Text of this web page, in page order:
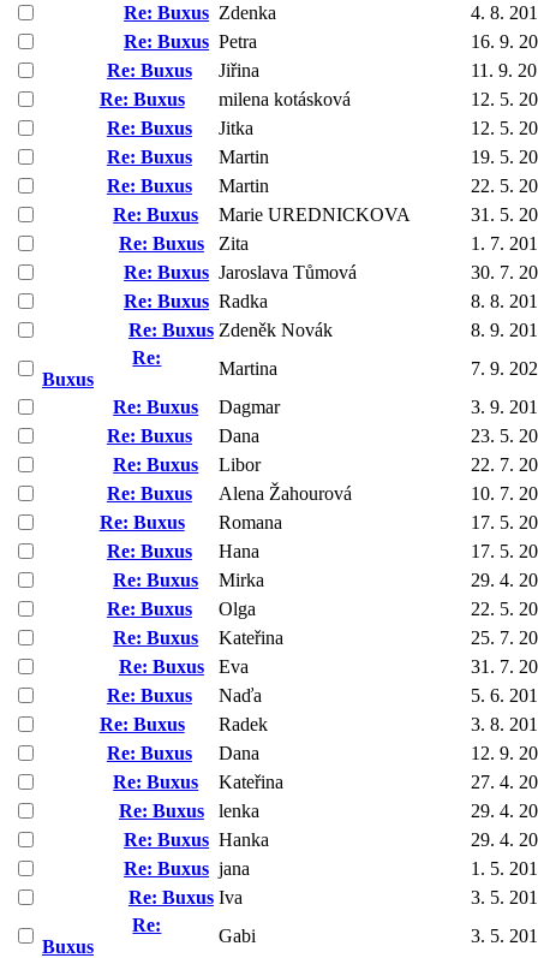
Re: Buxus Zdenka
4. 8.
Re: Buxus Petra
16. 9.
Re: Buxus
Jiřina
11. 9.
Re: Buxus
milena kotásková
12. 5.
Re: Buxus
Jitka
12. 5.
Re: Buxus
Martin
19. 5.
Re: Buxus
Martin
22. 5.
Re: Buxus
Marie UREDNICKOVA
31. 5.
Re: Buxus
Zita
1. 7.
Re: Buxus Jaroslava Tůmová
30. 7.
Re: Buxus Radka
8. 8.
Re: Buxus Zdeněk Novák
8. 9.
Re:
Buxus
Martina
7. 9.
Re: Buxus
Dagmar
3. 9.
Re: Buxus
Dana
23. 5.
Re: Buxus
Libor
22. 7.
Re: Buxus
Alena Žahourová
10. 7.
Re: Buxus
Romana
17. 5.
Re: Buxus
Hana
17. 5.
Re: Buxus
Mirka
29. 4.
Re: Buxus
Olga
22. 5.
Re: Buxus
Kateřina
25. 7.
Re: Buxus
Eva
31. 7.
Re: Buxus
Naďa
5. 6.
Re: Buxus
Radek
3. 8.
Re: Buxus
Dana
12. 9.
Re: Buxus
Kateřina
27. 4.
Re: Buxus
lenka
29. 4.
Re: Buxus Hanka
29. 4.
Re: Buxus jana
1. 5.
Re: Buxus Iva
3. 5.
Re:
Buxus
Gabi
3. 5.